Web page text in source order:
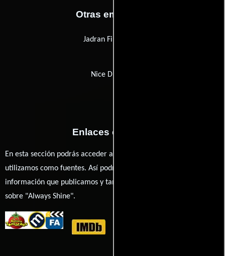
Otras empresas
Jadran Film Video
Nice Dissolve
Enlaces externos
En esta sección podrás acceder a los recursos externos que
utilizamos como fuentes. Así podrás chequear toda la
información que publicamos y también ampliar tu conocimiento
sobre "Always Shine".